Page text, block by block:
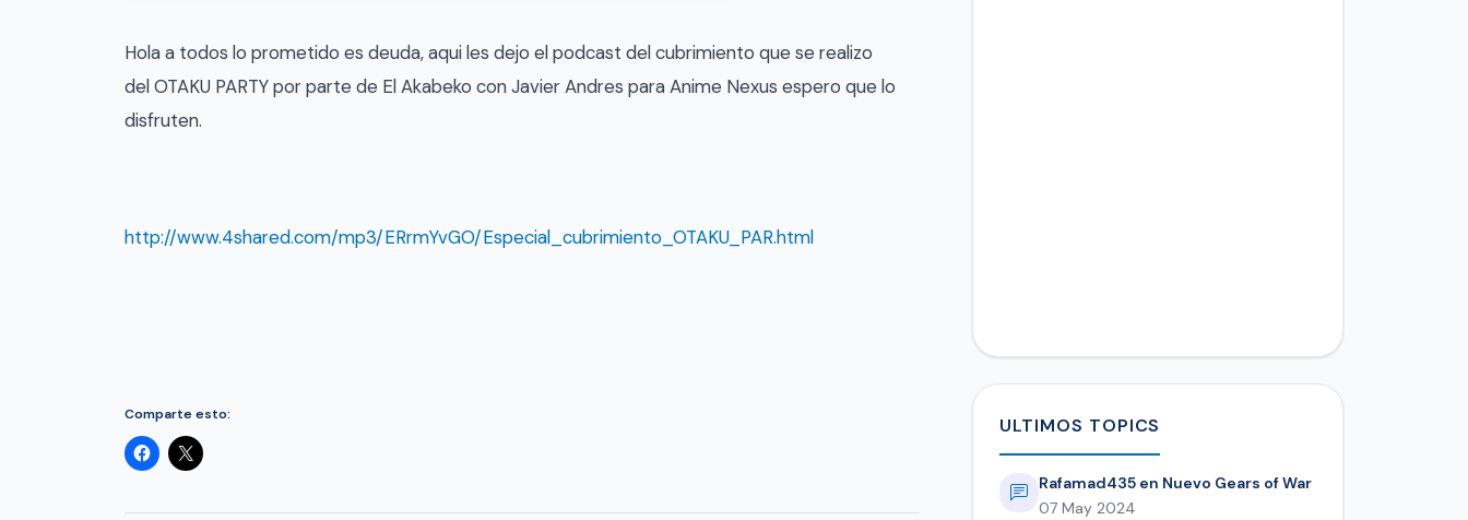
Hola a todos lo prometido es deuda, aqui les dejo el podcast del cubrimiento que se realizo
del OTAKU PARTY por parte de El Akabeko con Javier Andres para Anime Nexus espero que lo
disfruten.
http://www.4shared.com/mp3/ERrmYvGO/Especial_cubrimiento_OTAKU_PAR.html
Comparte esto: ULTIMOS TOPICS
Rafamad435 en Nuevo Gears of War
07 May 2024